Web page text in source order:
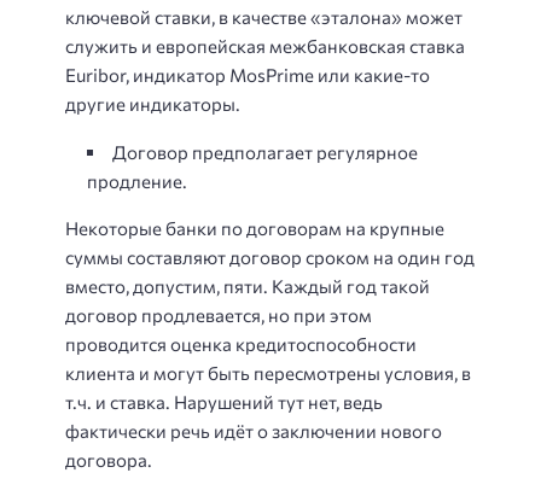
ключевой ставки, в качестве «эталона» может
служить и европейская межбанковская ставка
Euribor, индикатор MosPrime или какие-то
другие индикаторы.
Договор предполагает регулярное
продление.
Некоторые банки по договорам на крупные
суммы составляют договор сроком на один год
вместо, допустим, пяти. Каждый год такой
договор продлевается, но при этом
проводится оценка кредитоспособности
клиента и могут быть пересмотрены условия, в
т.ч. и ставка. Нарушений тут нет, ведь
фактически речь идёт о заключении нового
договора.